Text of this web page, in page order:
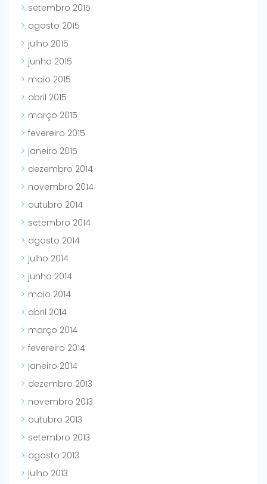
setembro 2015
agosto 2015
julho 2015
junho 2015
maio 2015
abril 2015
março 2015
fevereiro 2015
janeiro 2015
dezembro 2014
novembro 2014
outubro 2014
setembro 2014
agosto 2014
julho 2014
junho 2014
maio 2014
abril 2014
março 2014
fevereiro 2014
janeiro 2014
dezembro 2013
novembro 2013
outubro 2013
setembro 2013
agosto 2013
julho 2013